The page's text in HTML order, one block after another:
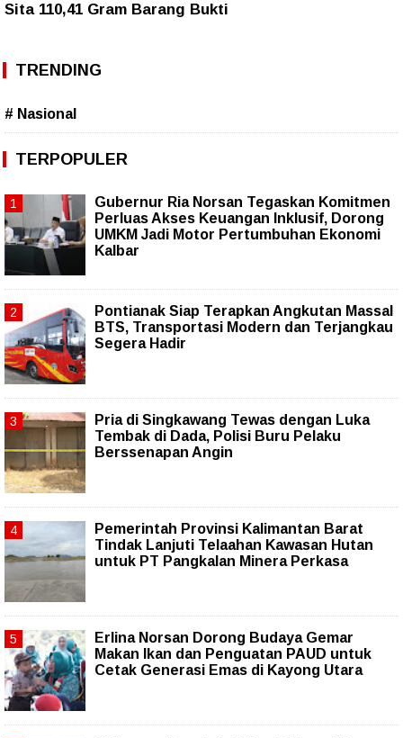
Sita 110,41 Gram Barang Bukti
TRENDING
# Nasional
TERPOPULER
Gubernur Ria Norsan Tegaskan Komitmen
Perluas Akses Keuangan Inklusif, Dorong
UMKM Jadi Motor Pertumbuhan Ekonomi
Kalbar
Pontianak Siap Terapkan Angkutan Massal
BTS, Transportasi Modern dan Terjangkau
Segera Hadir
Pria di Singkawang Tewas dengan Luka
Tembak di Dada, Polisi Buru Pelaku
Berssenapan Angin
Pemerintah Provinsi Kalimantan Barat
Tindak Lanjuti Telaahan Kawasan Hutan
untuk PT Pangkalan Minera Perkasa
Erlina Norsan Dorong Budaya Gemar
Makan Ikan dan Penguatan PAUD untuk
Cetak Generasi Emas di Kayong Utara